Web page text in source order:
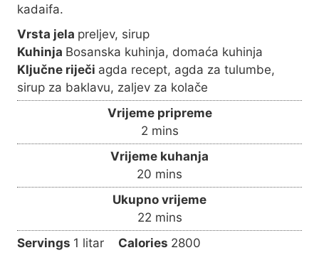
kadaifa.
Vrsta jela preljev, sirup
Kuhinja Bosanska kuhinja, domaća kuhinja
Ključne riječi agda recept, agda za tulumbe,
sirup za baklavu, zaljev za kolače
Vrijeme pripreme
2m
i
n
u
t
e
s
mins
Vrijeme kuhanja
20 m
i
n
u
t
mins
Ukupno vrijeme
22m
i
n
mins
Servings 1 litar Calories 2800